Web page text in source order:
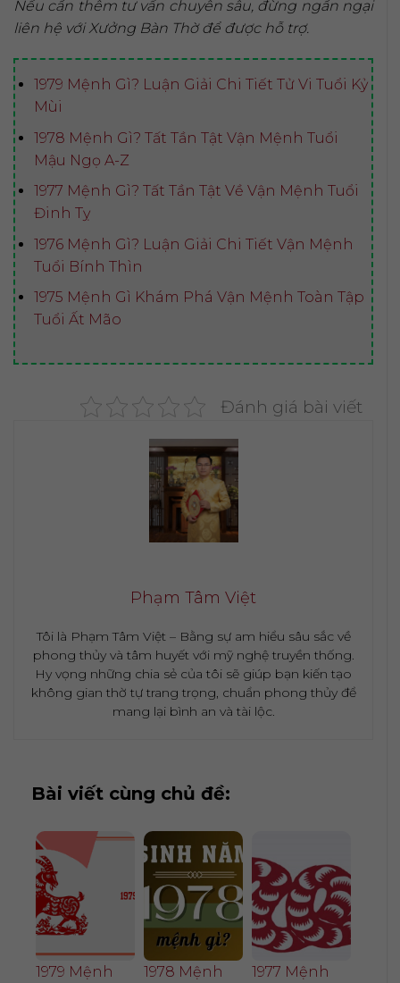
Nếu cần thêm tư vấn chuyên sâu, đừng ngần ngại
liên hệ với Xưởng Bàn Thờ để được hỗ trợ.
1979 Mệnh Gì? Luận Giải Chi Tiết Tử Vi Tuổi Kỷ
Mùi
1978 Mệnh Gì? Tất Tần Tật Vận Mệnh Tuổi
Mậu Ngọ A-Z
1977 Mệnh Gì? Tất Tần Tật Về Vận Mệnh Tuổi
Đinh Tỵ
1976 Mệnh Gì? Luận Giải Chi Tiết Vận Mệnh
Tuổi Bính Thìn
1975 Mệnh Gì Khám Phá Vận Mệnh Toàn Tập
Tuổi Ất Mão
Đánh giá bài viết
Phạm Tâm Việt
Tôi là Phạm Tâm Việt – Bằng sự am hiểu sâu sắc về
phong thủy và tâm huyết với mỹ nghệ truyền thống.
Hy vọng những chia sẻ của tôi sẽ giúp bạn kiến tạo
không gian thờ tự trang trọng, chuẩn phong thủy để
mang lại bình an và tài lộc.
Bài viết cùng chủ đề:
1979 Mệnh 1978 Mệnh 1977 Mệnh